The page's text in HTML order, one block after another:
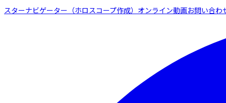
スターナビゲーター（ホロスコープ作成） オンライン動画お問い合わ